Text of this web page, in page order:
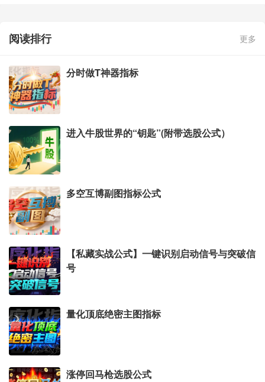
阅读排行 更多
分时做T神器指标
进入牛股世界的“钥匙”(附带选股公式）
多空互博副图指标公式
【私藏实战公式】一键识别启动信号与突破信
号
量化顶底绝密主图指标
涨停回马枪选股公式